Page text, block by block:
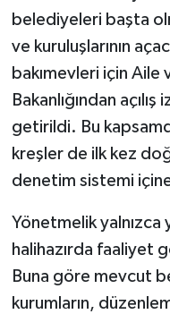
belediyeleri başta
ve kuruluşlarının
bakımevleri için
Bakanlığından
getirildi. Bu
kreşler de ilk kez
denetim sistemi
Yönetmelik yalnızca
halihazırda faaliyet
Buna göre mevcut
kurumların,